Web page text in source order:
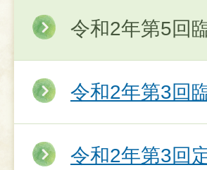
令和2年第5回
令和2年第3回
令和2年第3回